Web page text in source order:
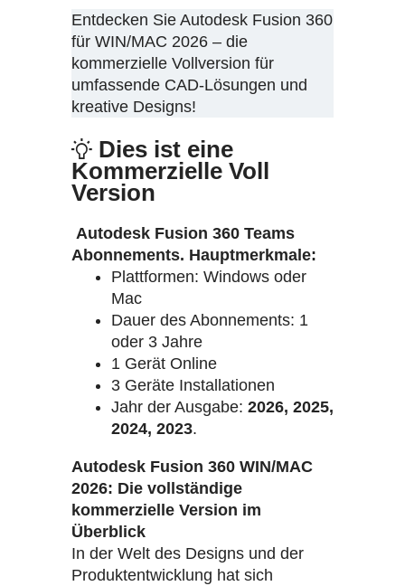
Entdecken Sie Autodesk Fusion 360
für WIN/MAC 2026 – die
kommerzielle Vollversion für
umfassende CAD-Lösungen und
kreative Designs!
Dies ist eine
Kommerzielle Voll
Version
Autodesk Fusion 360 Teams
Abonnements. Hauptmerkmale:
Plattformen: Windows oder
Mac
Dauer des Abonnements: 1
oder 3 Jahre
1 Gerät Online
3 Geräte Installationen
Jahr der Ausgabe: 2026, 2025,
2024, 2023.
Autodesk Fusion 360 WIN/MAC
2026: Die vollständige
kommerzielle Version im
Überblick
In der Welt des Designs und der
Produktentwicklung hat sich